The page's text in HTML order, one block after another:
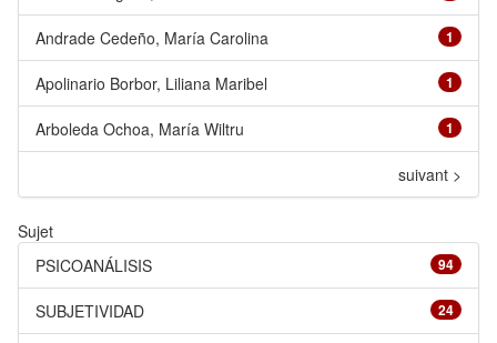
1
Andrade Cedeño, María Carolina
1
Apolinario Borbor, Liliana Maribel
1
Arboleda Ochoa, María Wiltru
suivant >
Sujet
94
PSICOANÁLISIS
24
SUBJETIVIDAD